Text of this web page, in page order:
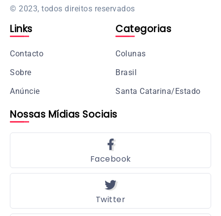
© 2023, todos direitos reservados
Links
Contacto
Sobre
Anúncie
Categorias
Colunas
Brasil
Santa Catarina/Estado
Nossas Mídias Sociais
Facebook
Twitter